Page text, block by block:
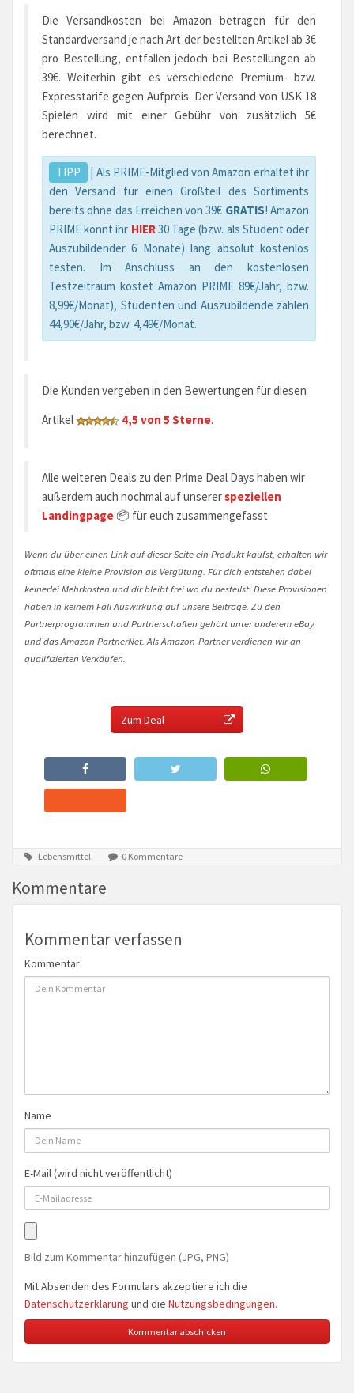
Die Versandkosten bei Amazon betragen für den
Standardversand je nach Art der bestellten Artikel ab 3€
pro Bestellung, entfallen jedoch bei Bestellungen ab
39€. Weiterhin gibt es verschiedene Premium- bzw.
Expresstarife gegen Aufpreis. Der Versand von USK 18
Spielen wird mit einer Gebühr von zusätzlich 5€
berechnet.
TIPP
| Als PRIME-Mitglied von Amazon erhaltet ihr
den Versand für einen Großteil des Sortiments
bereits ohne das Erreichen von 39€ GRATIS! Amazon
PRIME könnt ihr HIER30 Tage (bzw. als Student oder
Auszubildender 6 Monate) lang absolut kostenlos
testen. Im Anschluss an den kostenlosen
Testzeitraum kostet Amazon PRIME 89€/Jahr, bzw.
8,99€/Monat), Studenten und Auszubildende zahlen
44,90€/Jahr, bzw. 4,49€/Monat.
Die Kunden vergeben in den Bewertungen für diesen
Artikel
4,5 von 5 Sterne.
Alle weiteren Deals zu den Prime Deal Days haben wir
außerdem auch nochmal auf unsererspeziellen
Landingpage 📦 für euch zusammengefasst.
Wenn du über einen Link auf dieser Seite ein Produkt kaufst, erhalten wir
oftmals eine kleine Provision als Vergütung. Für dich entstehen dabei
keinerlei Mehrkosten und dir bleibt frei wo du bestellst. Diese Provisionen
haben in keinem Fall Auswirkung auf unsere Beiträge. Zu den
Partnerprogrammen und Partnerschaften gehört unter anderem eBay
und das Amazon PartnerNet. Als Amazon-Partner verdienen wir an
qualifizierten Verkäufen.
Zum Deal
Lebensmittel 0 Kommentare
Kommentare
Kommentar verfassen
Kommentar
Name
E-Mail (wird nicht veröffentlicht)
Bild zum Kommentar hinzufügen (JPG, PNG)
Mit Absenden des Formulars akzeptiere ich die
Datenschutzerklärung und die Nutzungsbedingungen.